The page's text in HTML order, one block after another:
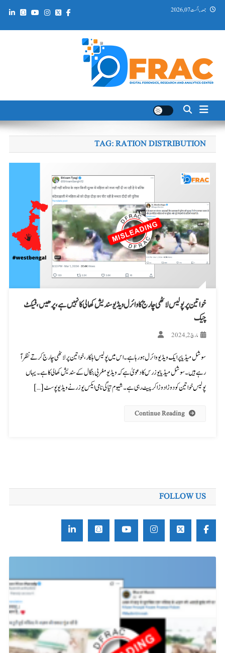
Skip جمعہ, اگست 07, 2026
DFRAC_ORG
TAG:RATION DISTRIBUTION
خواتین پر پولیس لاٹھی چارج کا وائرل ویڈیو سندیش کھالی کا نہیں ہے، پرھیں، فیکٹ
چیک
مارچ 2, 2024
سوشل میڈیا پر ایک ویڈیو وائرل ہو رہا ہے۔ اس میں پولیس اہلکار، خواتین پر لاٹھی چارج کرتے نظر آ
رہے ہیں۔ سوشل میڈیا یوزرس کا دعویٰ ہے کہ ویڈیو مغربی بنگال کے سندیش کھالی کا ہے۔ یہاں
پولیس خواتین کو دوڑا دوڑا کر پیٹ رہی ہے۔ شیوم تیاگی نامی ایکس یوزر نے ویڈیو پوسٹ […]
Continue Reading
FOLLOW US